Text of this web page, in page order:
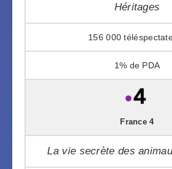
Héritages
156 000
1%
France 4
La vie secrète des